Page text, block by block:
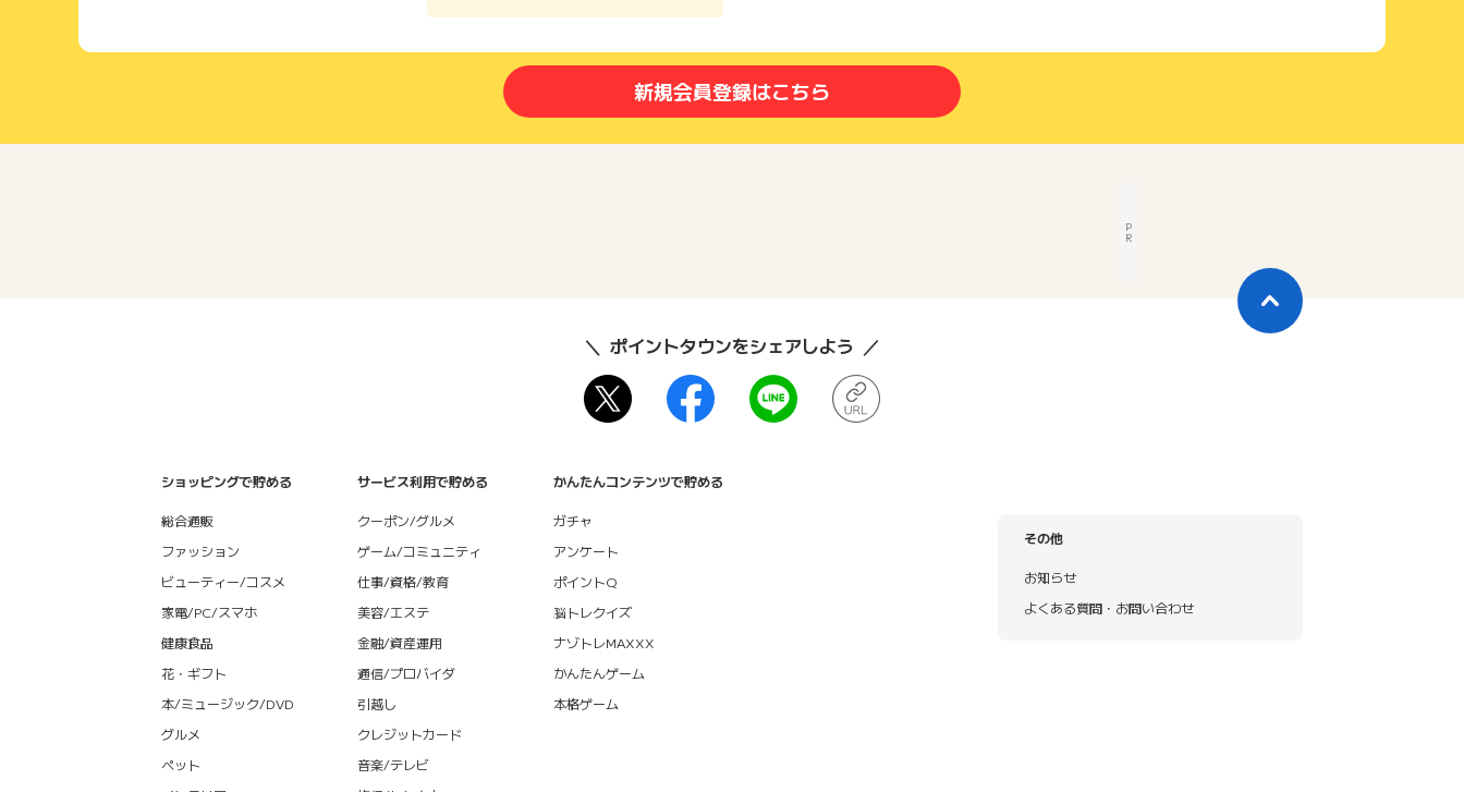
新規会員登録はこちら
P
R
ポイントタウンをシェアしよう
ショッピングで貯める
総合通販
ファッション
ビューティー/コスメ
家電/PC/スマホ
健康食品
花・ギフト
本/ミュージック/DVD
グルメ
ペット
サービス利用で貯める
クーポン/グルメ
ゲーム/コミュニティ
仕事/資格/教育
美容/エステ
金融/資産運用
通信/プロバイダ
引越し
クレジットカード
音楽/テレビ
かんたんコンテンツで貯める
ガチャ
アンケート
ポイントQ
脳トレクイズ
ナゾトレMAXXX
かんたんゲーム
本格ゲーム
その他
お知らせ
よくある質問・お問い合わせ